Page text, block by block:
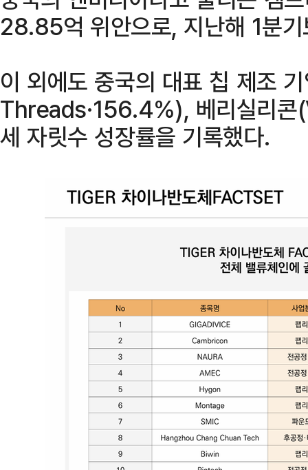
28.85억 위안으로, 지난해 1분
이 외에도 중국의 대표 칩 제조
Threads·156.4%), 베리실리
세 자릿수 성장률을 기록했다.